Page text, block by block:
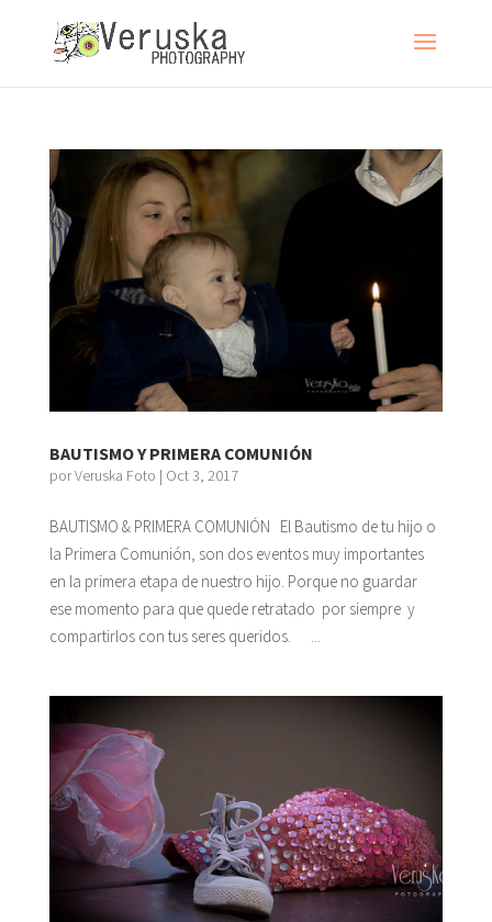
BAUTISMO Y PRIMERA COMUNIÓN
porVeruska Foto | Oct 3, 2017
BAUTISMO & PRIMERA COMUNIÓN El Bautismo de tu hijo o
la Primera Comunión, son dos eventos muy importantes
en la primera etapa de nuestro hijo. Porque no guardar
ese momento para que quede retratado por siempre y
compartirlos con tus seres queridos. ...